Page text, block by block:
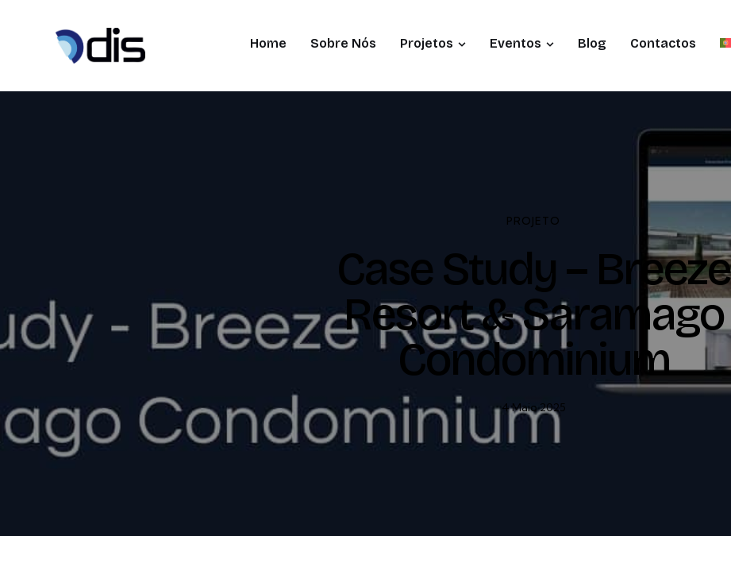
Home Sobre Nós Projetos Eventos Blog Contactos
PROJETO
Case Study – Breeze
Resort & Saramago
Condominium
4 Maio 2025